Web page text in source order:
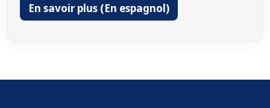
En savoir plus (En espagnol)